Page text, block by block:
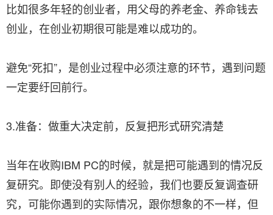
比如很多年轻的创业者，用父母的养老金、养命钱去
创业，在创业初期很可能是难以成功的。
避免“死扣”，是创业过程中必须注意的环节，遇到问题
一定要纡回前行。
3.准备：做重大决定前，反复把形式研究清楚
当年在收购IBM PC的时候，就是把可能遇到的情况反
复研究。即使没有别人的经验，我们也要反复调查研
究，可能你遇到的实际情况，跟你想象的不一样，但